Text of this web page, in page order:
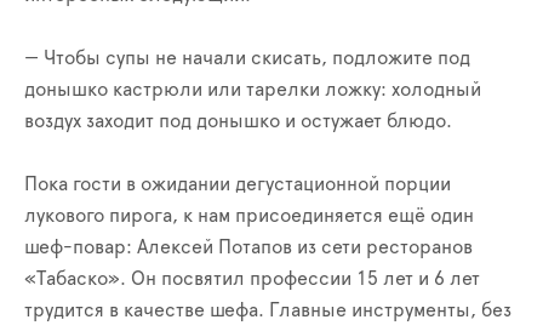
— Чтобы супы не начали скисать, подложите под
донышко кастрюли или тарелки ложку: холодный
воздух заходит под донышко и остужает блюдо.
Пока гости в ожидании дегустационной порции
лукового пирога, к нам присоединяется ещё один
шеф-повар: Алексей Потапов из сети ресторанов
«Табаско». Он посвятил профессии 15 лет и 6 лет
трудится в качестве шефа. Главные инструменты, без